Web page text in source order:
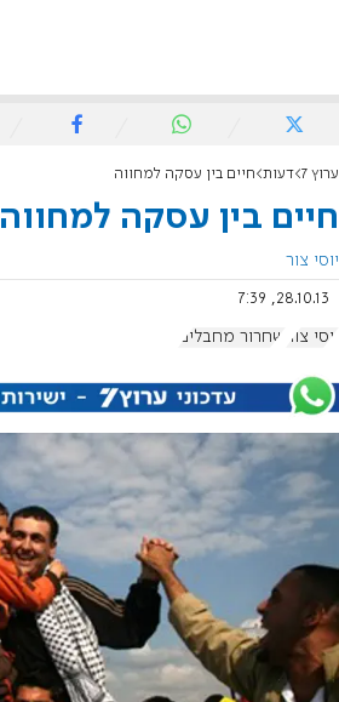
ערוץ 7 דעות חיים בין עסקה למחווה
חיים בין עסקה למחווה
יוסי צור
28.10.13, 7:39
יוסי צור שחרור מחבלים